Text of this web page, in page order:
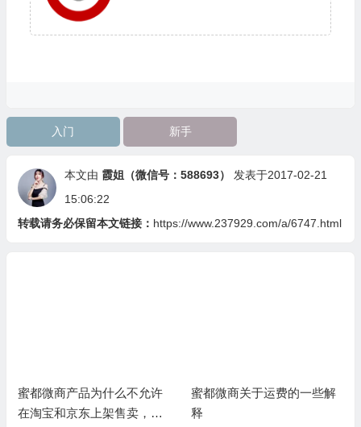
入门 新手
本文由 霞姐（微信号：588693）
发表于2017-02-21
15:06:22
转载请务必保留本文链接： https://www.237929.com/a/6747.html
蜜都微商产品为什么不允许
在淘宝和京东上架售卖，其
蜜都微商关于运费的一些解
释